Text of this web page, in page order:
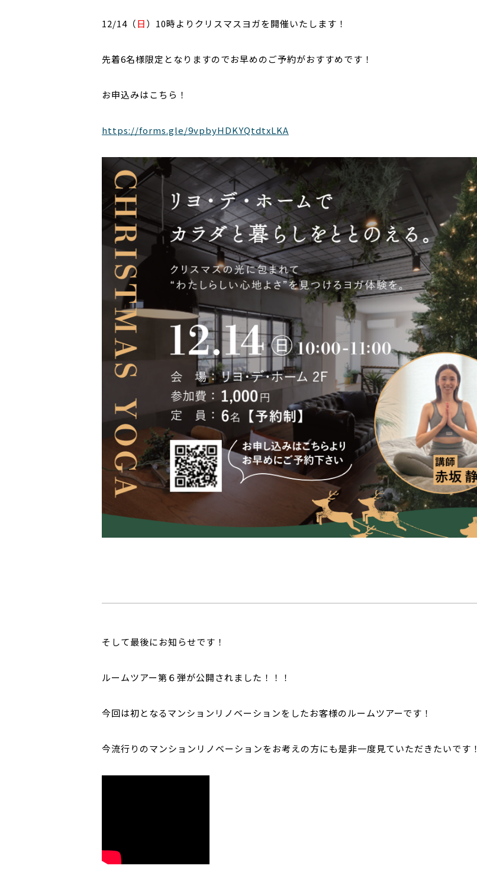
12/14（日）10時よりクリスマスヨガを開催いたします！
先着6名様限定となりますのでお早めのご予約がおすすめです！
お申込みはこちら！
https://forms.gle/9vpbyHDKYQtdtxLKA
そして最後にお知らせです！
ルームツアー第６弾が公開されました！！！
今回は初となるマンションリノベーションをしたお客様のルームツアーです！
今流行りのマンションリノベーションをお考えの方にも是非一度見ていただきたいです！